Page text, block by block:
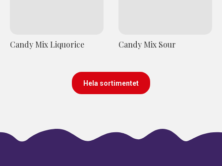
Candy Mix Liquorice Candy Mix Sour
Hela sortimentet